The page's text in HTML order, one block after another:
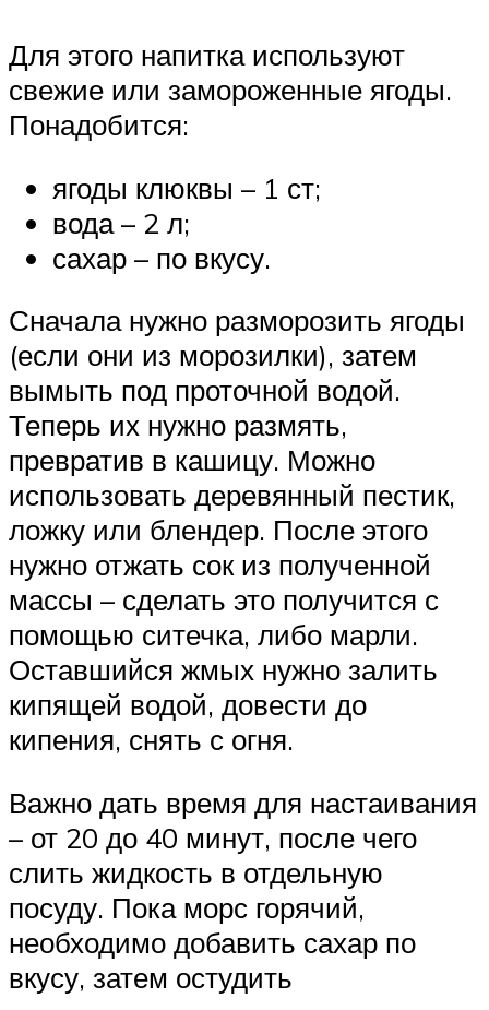
Для этого напитка используют
свежие или замороженные ягоды.
Понадобится:
ягоды клюквы – 1 ст;
вода – 2 л;
сахар – по вкусу.
Сначала нужно разморозить ягоды
(если они из морозилки), затем
вымыть под проточной водой.
Теперь их нужно размять,
превратив в кашицу. Можно
использовать деревянный пестик,
ложку или блендер. После этого
нужно отжать сок из полученной
массы – сделать это получится с
помощью ситечка, либо марли.
Оставшийся жмых нужно залить
кипящей водой, довести до
кипения, снять с огня.
Важно дать время для настаивания
– от 20 до 40 минут, после чего
слить жидкость в отдельную
посуду. Пока морс горячий,
необходимо добавить сахар по
вкусу, затем остудить